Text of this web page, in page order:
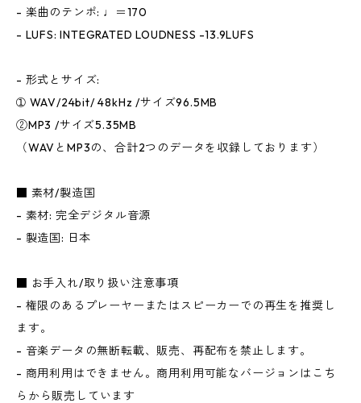
- 楽曲のテンポ: ♩＝170
- LUFS: INTEGRATED LOUDNESS -13.9LUFS
- 形式とサイズ:
➀ WAV/24bit/ 48kHz /サイズ96.5MB
②MP3 /サイズ5.35MB
（WAVとMP3の、合計2つのデータを収録しております）
■ 素材/製造国
- 素材: 完全デジタル音源
- 製造国: 日本
■ お手入れ/取り扱い注意事項
- 権限のあるプレーヤーまたはスピーカーでの再生を推奨し
ます。
- 音楽データの無断転載、販売、再配布を禁止します。
- 商用利用はできません。商用利用可能なバージョンはこち
らから販売しています